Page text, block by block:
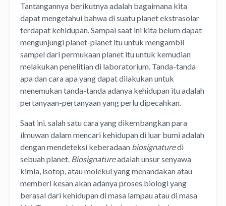
Tantangannya berikutnya adalah bagaimana kita
dapat mengetahui bahwa di suatu planet ekstrasolar
terdapat kehidupan. Sampai saat ini kita belum dapat
mengunjungi planet-planet itu untuk mengambil
sampel dari permukaan planet itu untuk kemudian
melakukan penelitian di laboratorium. Tanda-tanda
apa dan cara apa yang dapat dilakukan untuk
menemukan tanda-tanda adanya kehidupan itu adalah
pertanyaan-pertanyaan yang perlu dipecahkan.
Saat ini. salah satu cara yang dikembangkan para
ilmuwan dalam mencari kehidupan di luar bumi adalah
dengan mendeteksi keberadaan biosignaturedi
sebuah planet. Biosignatureadalah unsur senyawa
kimia, isotop, atau molekul yang menandakan atau
memberi kesan akan adanya proses biologi yang
berasal dari kehidupan di masa lampau atau di masa